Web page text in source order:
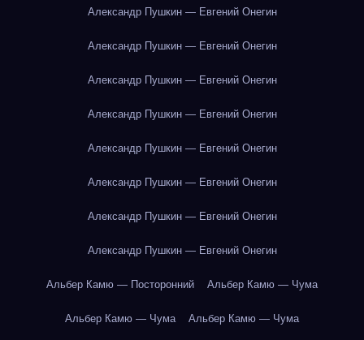
Александр Пушкин — Евгений Онегин
Александр Пушкин — Евгений Онегин
Александр Пушкин — Евгений Онегин
Александр Пушкин — Евгений Онегин
Александр Пушкин — Евгений Онегин
Александр Пушкин — Евгений Онегин
Александр Пушкин — Евгений Онегин
Александр Пушкин — Евгений Онегин
Альбер Камю — Посторонний Альбер Камю — Чума
Альбер Камю — Чума Альбер Камю — Чума